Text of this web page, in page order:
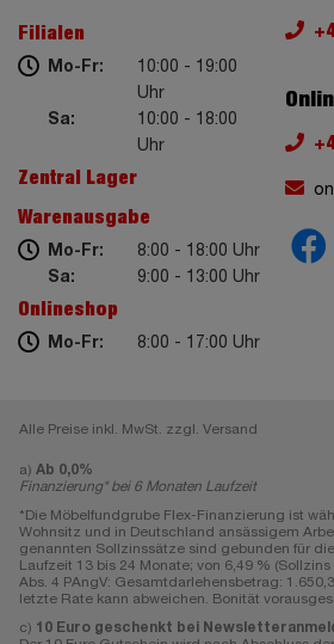
Filialen
Mo-Fr:
10:00 - 19:00
Uhr
Sa:
10:00 - 18:00
Uhr
Zentral Lager
Warenausgabe
Mo-Fr:
8:00 - 18:00 Uhr
Sa:
9:00 - 13:00 Uhr
Onlineshop
Mo-Fr: 8:00 - 17:00 Uhr
Alle Preise inkl. MwSt. zzgl. Versand
a) Ab 0,0%
Finanzierung* bei 6 Monaten Laufzeit
*Die Möbelfundgrube Flex-Finanzierung ist
Wohnsitz und in Deutschland ansässigem
genannten Sollzinssätze sind gebunden für
Laufzeit 13 bis 24 Monate; von 6,49 %
Abs. 4 PAngV: Gesamtdarlehensbetrag:
letzte Rate kann abweichen. Bonität
c) 10 Euro geschenkt bei